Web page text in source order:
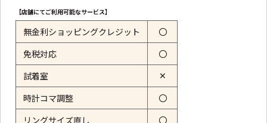
【店舗にてご利用可能なサービス】
無金利ショッピングクレジット 〇
免税対応 〇
試着室 ✕
時計コマ調整 〇
リングサイズ直し 〇